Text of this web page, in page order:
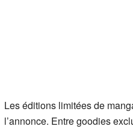
Les éditions limitées de
l’annonce. Entre goodies